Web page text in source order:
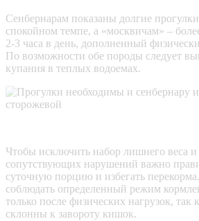
Сенбернарам показаны долгие
спокойном темпе, а «москвичам» –
2-3 часа в день, дополненный
По возможности обе породы следует
купания в теплых водоемах.
Чтобы исключить набор лишнего веса и
сопутствующих нарушений важно
суточную порцию и избегать
соблюдать определенный режим
только после физических нагрузок,
склонны к завороту кишок.